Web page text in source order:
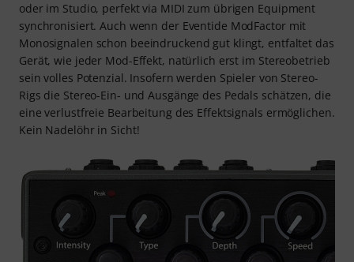
oder im Studio, perfekt via MIDI zum übrigen Equipment
synchronisiert. Auch wenn der Eventide ModFactor mit
Monosignalen schon beeindruckend gut klingt, entfaltet das
Gerät, wie jeder Mod-Effekt, natürlich erst im Stereobetrieb
sein volles Potenzial. Insofern werden Spieler von Stereo-
Rigs die Stereo-Ein- und Ausgänge des Pedals schätzen, die
eine verlustfreie Bearbeitung des Effektsignals ermöglichen.
Kein Nadelöhr in Sicht!